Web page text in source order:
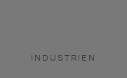
INDUSTRIEN